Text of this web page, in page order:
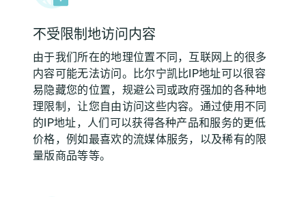
不受限制地访问内容
由于我们所在的地理位置不同，互联网上的很多
内容可能无法访问。比尔宁凯比IP地址可以很容
易隐藏您的位置，规避公司或政府强加的各种地
理限制，让您自由访问这些内容。通过使用不同
的IP地址，人们可以获得各种产品和服务的更低
价格，例如最喜欢的流媒体服务，以及稀有的限
量版商品等等。